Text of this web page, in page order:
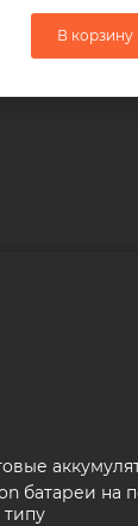
В корзину
батареи на